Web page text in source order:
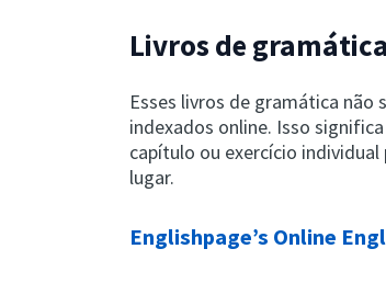
Livros de
Esses livros de gramática não
indexados online. Isso
capítulo ou exercício
lugar.
Englishpage’s Online